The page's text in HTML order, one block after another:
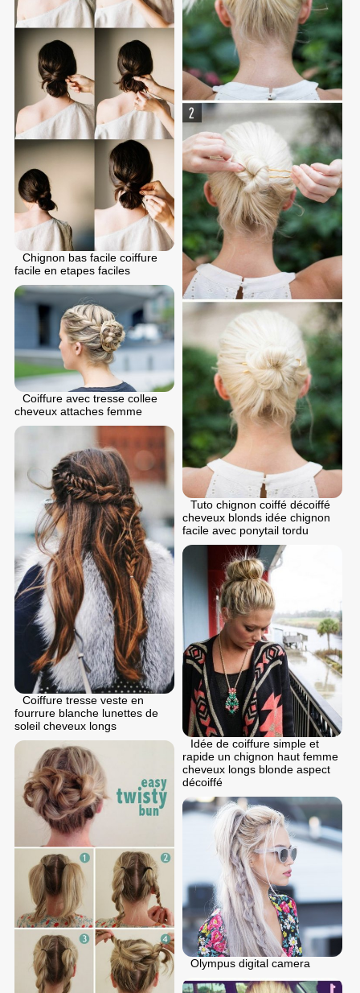
Chignon bas facile coiffure
facile en etapes faciles
Tuto chignon coiffé décoiffé
cheveux blonds idée chignon
facile avec ponytail tordu
Coiffure avec tresse collee
cheveux attaches femme
Coiffure tresse veste en
fourrure blanche lunettes de
soleil cheveux longs
Idée de coiffure simple et
rapide un chignon haut femme
cheveux longs blonde aspect
décoiffé
Olympus digital camera